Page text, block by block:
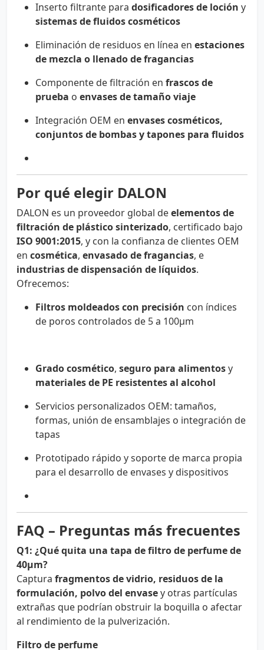
Inserto filtrante para dosificadores de loción y
sistemas de fluidos cosméticos
Eliminación de residuos en línea en estaciones
de mezcla o llenado de fragancias
Componente de filtración en frascos de
prueba o envases de tamaño viaje
Integración OEM en envases cosméticos,
conjuntos de bombas y tapones para fluidos
Por qué elegir DALON
DALON es un proveedor global deelementos de
filtración de plástico sinterizado, certificado bajo
ISO 9001:2015, y con la confianza de clientes OEM
en cosmética, envasado de fragancias, e
industrias de dispensación de líquidos.
Ofrecemos:
Filtros moldeados con precisión con índices
de poros controlados de 5 a 100µm
Grado cosmético, seguro para alimentosy
materiales de PE resistentes al alcohol
Servicios personalizados OEM: tamaños,
formas, unión de ensamblajes o integración de
tapas
Prototipado rápido y soporte de marca propia
para el desarrollo de envases y dispositivos
FAQ – Preguntas más frecuentes
Q1: ¿Qué quita una tapa de filtro de perfume de
40µm?
Captura fragmentos de vidrio, residuos de la
formulación, polvo del envasey otras partículas
extrañas que podrían obstruir la boquilla o afectar
al rendimiento de la pulverización.
Filtro de perfume